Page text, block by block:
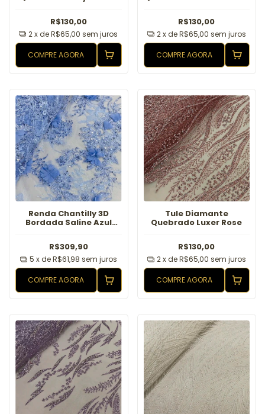
R$130,00
2x deR$65,00 sem juros
COMPRE AGORA
R$130,00
2x deR$65,00 sem juros
COMPRE AGORA
Renda Chantilly 3D
Bordada Saline Azul
R$309,90
5 x deR$61,98 sem juros
COMPRE AGORA
Tule Diamante
Quebrado Luxer Rose
R$130,00
2x deR$65,00 sem juros
COMPRE AGORA